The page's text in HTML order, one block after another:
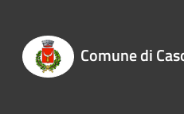
Comune di